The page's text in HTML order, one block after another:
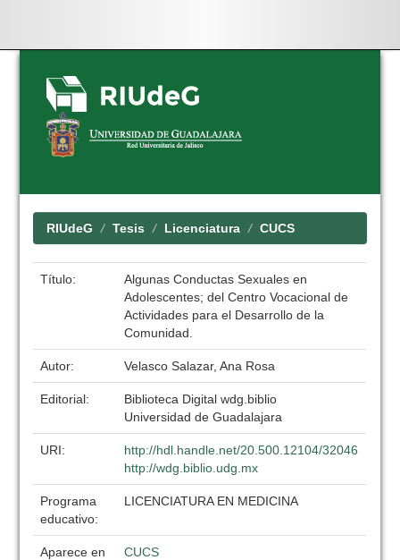
Skip
navigation
RIUdeG Tesis Licenciatura CUCS
Título:
Algunas Conductas Sexuales en
Adolescentes; del Centro Vocacional de
Actividades para el Desarrollo de la
Comunidad.
Autor: Velasco Salazar, Ana Rosa
Editorial:
Biblioteca Digital wdg.biblio
Universidad de Guadalajara
URI:
http://hdl.handle.net/20.500.12104/32046
http://wdg.biblio.udg.mx
Programa
educativo:
LICENCIATURA EN MEDICINA
Aparece en
CUCS